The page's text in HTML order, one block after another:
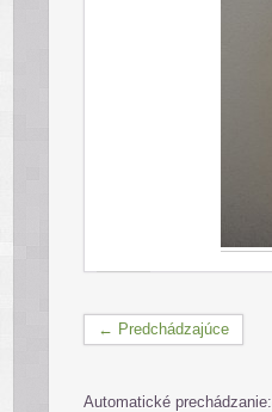
← Predchádzajúce
Automatické prechádzanie: